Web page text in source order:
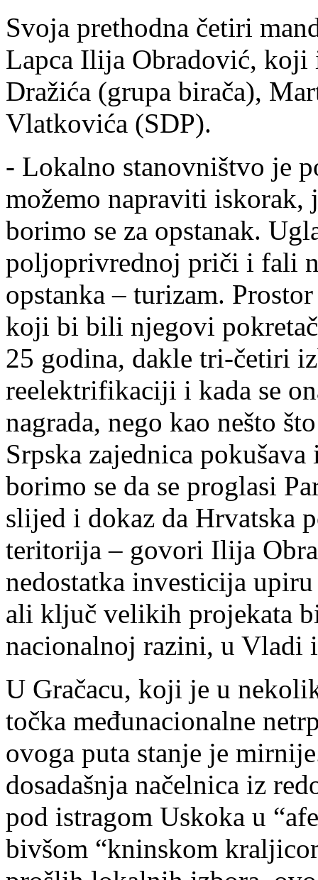
Svoja prethodna četiri
Lapca Ilija Obradović,
Dražića (grupa birača),
Vlatkovića (SDP).
- Lokalno stanovništvo je
možemo napraviti iskorak,
borimo se za opstanak.
poljoprivrednoj priči i fali
opstanka – turizam.
koji bi bili njegovi
25 godina, dakle tri-četiri
reelektrifikaciji i kada se
nagrada, nego kao nešto
Srpska zajednica
borimo se da se proglasi
slijed i dokaz da Hrvatska
teritorija – govori Ilija
nedostatka investicija
ali ključ velikih projekata
nacionalnoj razini, u Vladi
U Gračacu, koji je u
točka međunacionalne
ovoga puta stanje je
dosadašnja načelnica iz
pod istragom Uskoka u
bivšom “kninskom